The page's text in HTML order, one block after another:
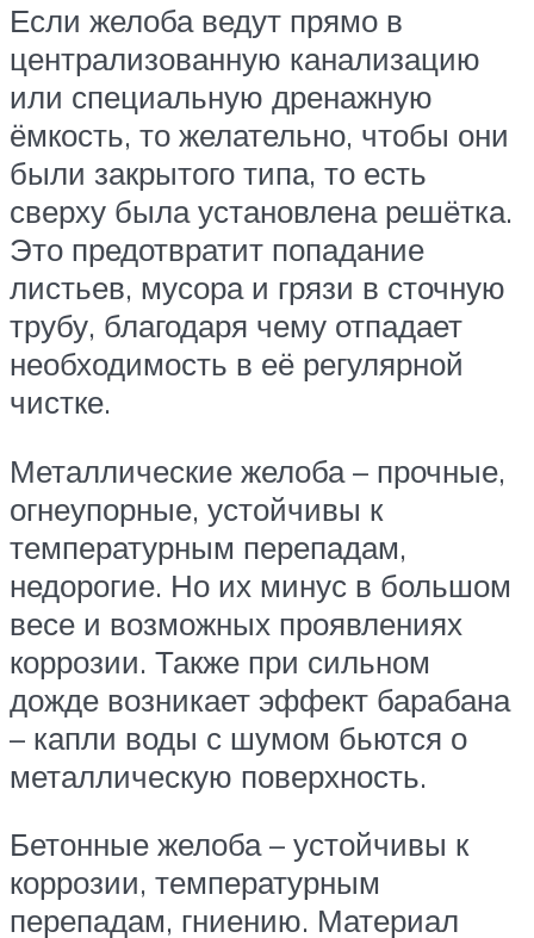
Если желоба ведут прямо в
централизованную канализацию
или специальную дренажную
ёмкость, то желательно, чтобы они
были закрытого типа, то есть
сверху была установлена решётка.
Это предотвратит попадание
листьев, мусора и грязи в сточную
трубу, благодаря чему отпадает
необходимость в её регулярной
чистке.
Металлические желоба – прочные,
огнеупорные, устойчивы к
температурным перепадам,
недорогие. Но их минус в большом
весе и возможных проявлениях
коррозии. Также при сильном
дожде возникает эффект барабана
– капли воды с шумом бьются о
металлическую поверхность.
Бетонные желоба – устойчивы к
коррозии, температурным
перепадам, гниению. Материал